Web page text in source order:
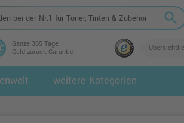
search
Ganze 365 Tage
Geld-zurück-Garantie
2. weitere Kategorien